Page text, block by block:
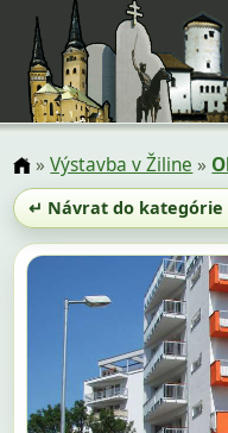
»Výstavba v Žiline »
↵ Návrat do kategórie